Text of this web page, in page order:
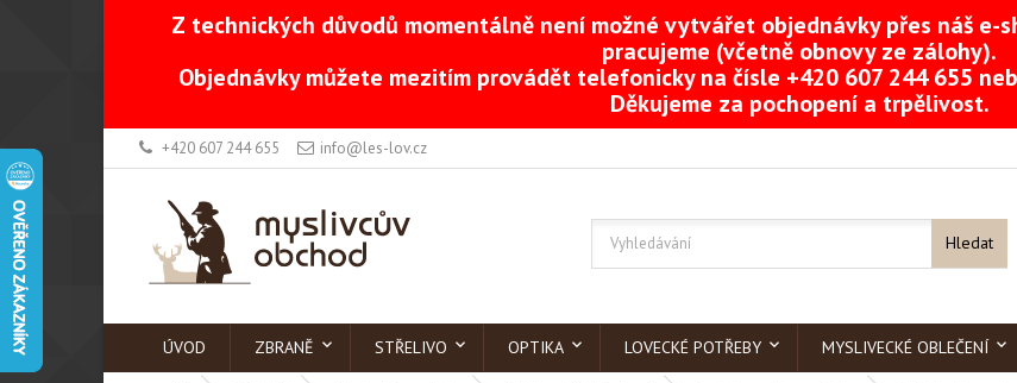
Z technických důvodů momentálně není možné vytvářet objednávky přes náš e-
pracujeme (včetně obnovy ze zálohy).
Objednávky můžete mezitím provádět telefonicky na čísle +420 607 244 655
Děkujeme za pochopení a trpělivost.
+420 607 244 655 info@les-lov.cz
Hledat
ÚVOD ZBRANĚ STŘELIVO OPTIKA LOVECKÉ POTŘEBY MYSLIVECKÉ OBLEČENÍ